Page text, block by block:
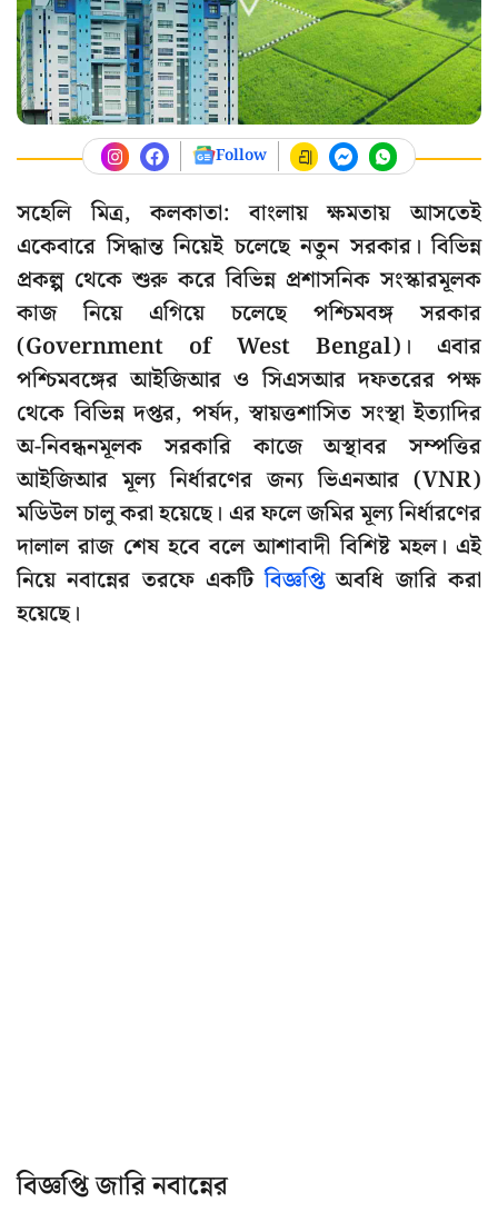
Follow
সহেলি মিত্র, কলকাতা: বাংলায় ক্ষমতায় আসতেই
একেবারে সিদ্ধান্ত নিয়েই চলেছে নতুন সরকার। বিভিন্ন
প্রকল্প থেকে শুরু করে বিভিন্ন প্রশাসনিক সংস্কারমূলক
কাজ নিয়ে এগিয়ে চলেছে পশ্চিমবঙ্গ সরকার
(Government of West Bengal)। এবার
পশ্চিমবঙ্গের আইজিআর ও সিএসআর দফতরের পক্ষ
থেকে বিভিন্ন দপ্তর, পর্ষদ, স্বায়ত্তশাসিত সংস্থা ইত্যাদির
অ-নিবন্ধনমূলক সরকারি কাজে অস্থাবর সম্পত্তির
আইজিআর মূল্য নির্ধারণের জন্য ভিএনআর (VNR)
মডিউল চালু করা হয়েছে। এর ফলে জমির মূল্য নির্ধারণের
দালাল রাজ শেষ হবে বলে আশাবাদী বিশিষ্ট মহল। এই
নিয়ে নবান্নের তরফে একটিবিজ্ঞপ্তিঅবধি জারি করা
হয়েছে।
বিজ্ঞপ্তি জারি নবান্নের